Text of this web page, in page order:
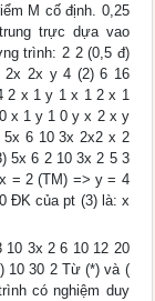
M cố định. 0,25
trực dựa vao
trình: 2 2 (0,5 đ)
2x y 4 (2) 6 16
2 x 1 y 1 x 1 2 x 1
x 1 y 1 0 y x 2 x y
6 10 3x 2x2 x 2
5x 6 2 10 3x 2 5 3
= 2 (TM) => y = 4
ĐK của pt (3) là: x
3x 2 6 10 12 20
10 30 2 Từ (*) và (
có nghiệm duy